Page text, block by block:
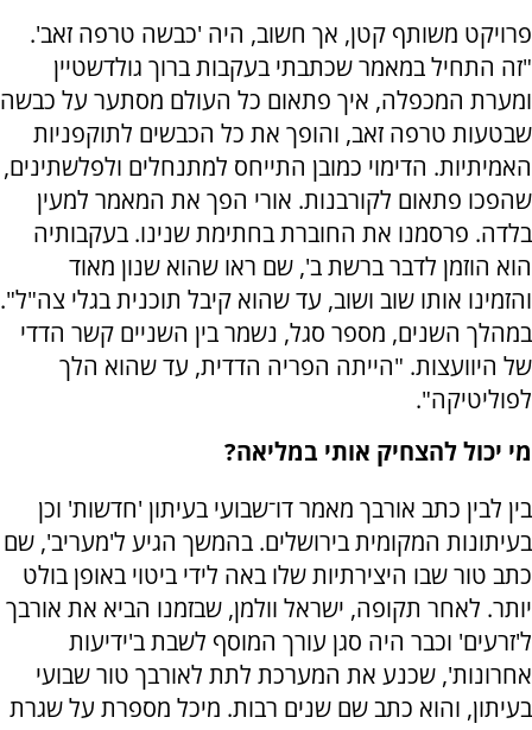
פרויקט משותף קטן, אך חשוב, היה 'כבשה טרפה זאב'.
"זה התחיל במאמר שכתבתי בעקבות ברוך גולדשטיין
ומערת המכפלה, איך פתאום כל העולם מסתער על כבשה
שבטעות טרפה זאב, והופך את כל הכבשים לתוקפניות
האמיתיות. הדימוי כמובן התייחס למתנחלים ולפלשתינים,
שהפכו פתאום לקורבנות. אורי הפך את המאמר למעין
בלדה. פרסמנו את החוברת בחתימת שנינו. בעקבותיה
הוא הוזמן לדבר ברשת ב', שם ראו שהוא שנון מאוד
והזמינו אותו שוב ושוב, עד שהוא קיבל תוכנית בגלי צה"ל".
במהלך השנים, מספר סגל, נשמר בין השניים קשר הדדי
של היוועצות. "הייתה הפריה הדדית, עד שהוא הלך
לפוליטיקה".
מי יכול להצחיק אותי במליאה?
בין לבין כתב אורבך מאמר דו־שבועי בעיתון 'חדשות' וכן
בעיתונות המקומית בירושלים. בהמשך הגיע ל'מעריב', שם
כתב טור שבו היצירתיות שלו באה לידי ביטוי באופן בולט
יותר. לאחר תקופה, ישראל וולמן, שבזמנו הביא את אורבך
ל'זרעים' וכבר היה סגן עורך המוסף לשבת ב'ידיעות
אחרונות', שכנע את המערכת לתת לאורבך טור שבועי
בעיתון, והוא כתב שם שנים רבות. מיכל מספרת על שגרת